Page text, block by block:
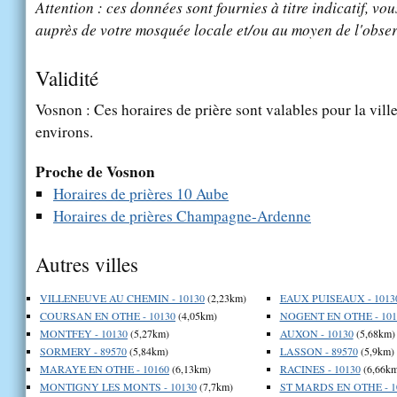
Attention : ces données sont fournies à titre indicatif,
auprès de votre mosquée locale et/ou au moyen de
Validité
Vosnon : Ces horaires de prière sont valables pour la
environs.
Proche de Vosnon
Horaires de prières 10 Aube
Horaires de prières Champagne-Ardenne
Autres villes
VILLENEUVE AU CHEMIN - 10130(2,23km)
COURSAN EN OTHE - 10130(4,05km)
MONTFEY - 10130(5,27km)
SORMERY - 89570(5,84km)
MARAYE EN OTHE - 10160(6,13km)
MONTIGNY LES MONTS - 10130(7,7km)
EAUX PUISEAUX -
NOGENT EN OTHE -
AUXON - 10130(5,68km)
LASSON - 89570(5,9km)
RACINES - 10130
ST MARDS EN OTHE -